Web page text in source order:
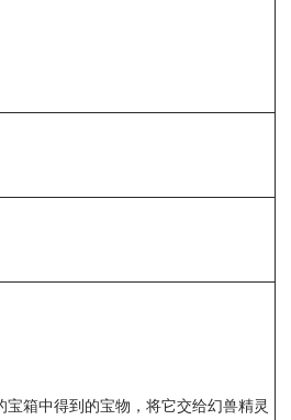
宝箱中得到的宝物，将它交给幻兽精灵